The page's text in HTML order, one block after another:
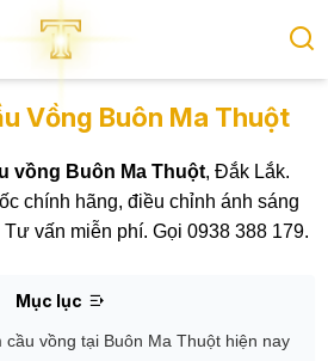
Vồng Buôn Ma Thuột
vồng Buôn Ma Thuột, Đắk Lắk.
chính hãng, điều chỉnh ánh sáng
Tư vấn miễn phí. Gọi 0938 388 179.
Mục lục
vồng tại Buôn Ma Thuột hiện nay